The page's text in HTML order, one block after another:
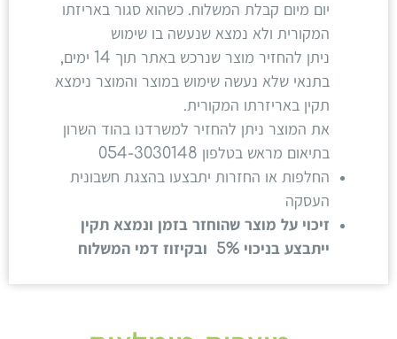
יום מיום קבלת המשלוח. כשהוא סגור באריזתו
המקורית ולא נמצא שנעשה בו שימוש
ניתן להחזיר מוצר שנרכש באתר תוך 14 ימים,
בתנאי שלא נעשה שימוש במוצר והמוצר נימצא
תקין באריזרתו המקורית.
את המוצר ניתן להחזיר למשרדנו בהוד השרון
בתיאום מראש בטלפון 054-3030148
החלפות או החזרות יתבצעו בהצגת חשבונית
העסקה
זיכוי על מוצר שהוחזר בזמן ונמצא תקין
ייתבצע בניכוי 5% ובקיזוז דמי המשלוח